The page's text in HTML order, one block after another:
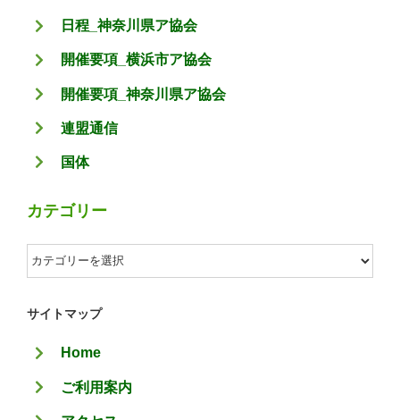
日程_神奈川県ア協会
開催要項_横浜市ア協会
開催要項_神奈川県ア協会
連盟通信
国体
カテゴリー
カ
テ
ゴ
ー
サイトマップ
Home
ご利用案内